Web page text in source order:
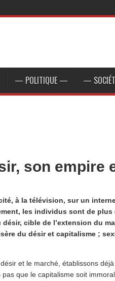
— POLITIQUE — —
son empire
à la télévision, sur un
les individus sont de
cible de l’extension du
du désir et capitalisme ;
et le marché, établissons
que le capitalisme soit